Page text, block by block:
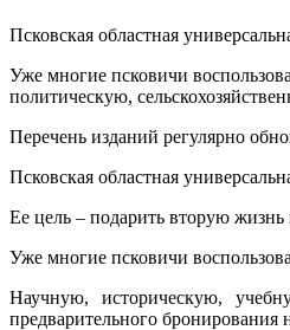
Псковская областная
Уже многие псковичи
политическую,
Перечень изданий регулярно
Псковская областная
Ее цель – подарить вторую
Уже многие псковичи
Научную, историческую,
предварительного бронирования